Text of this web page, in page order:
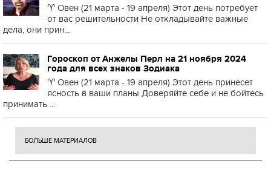
♈️ Овен (21 марта - 19 апреля) Этот день потребует
от вас решительности Не откладывайте важные
дела, они прин...
Гороскоп от Анжелы Перл на 21 ноября 2024
года для всех знаков Зодиака
♈️ Овен (21 марта - 19 апреля) Этот день принесет
ясность в ваши планы Доверяйте себе и не бойтесь
принимать ...
БОЛЬШЕ МАТЕРИАЛОВ